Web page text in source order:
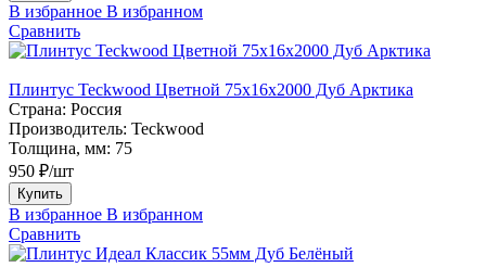
В избранное В избранном
Сравнить
Плинтус Teckwood Цветной 75х16х2000 Дуб Арктика
Страна: Россия
Производитель: Teckwood
Толщина, мм: 75
950 ₽/шт
Купить
В избранное В избранном
Сравнить